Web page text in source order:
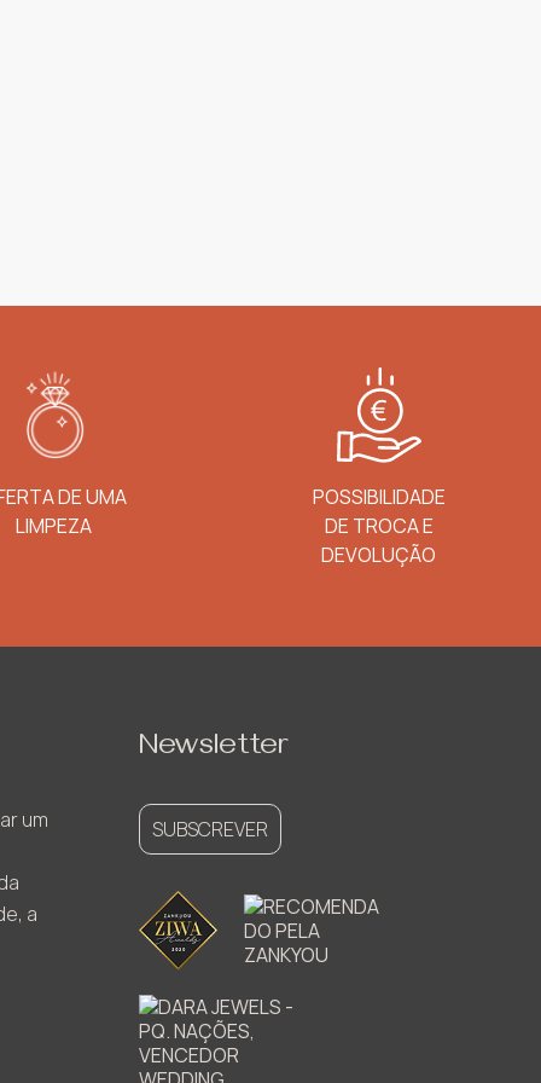
DE UMA
LIMPEZA
POSSIBILIDADE
DE TROCA E
DEVOLUÇÃO
um
a
Newsletter
SUBSCREVER